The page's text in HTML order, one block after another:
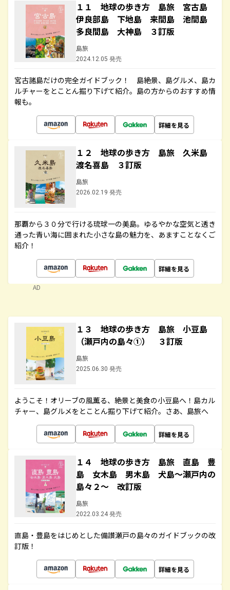
１１ 地球の歩き方 島旅 宮古島
伊良部島 下地島 来間島 池間島
多良間島 大神島 ３訂版
島旅
2024.12.05 発売
宮古諸島だけの完全ガイドブック！ 島絶景、島グルメ、島カ
ルチャーをとことん掘り下げて紹介。島の方からのおすすめ情
報も。
詳細を見る
１２ 地球の歩き方 島旅 久米島
渡名喜島 ３訂版
島旅
2026.02.19 発売
那覇から３０分で行ける琉球一の美島。ゆるやかな空気と透き
通った青い海に囲まれた小さな島の魅力を、あますことなくご
紹介！
詳細を見る
AD
１３ 地球の歩き方 島旅 小豆島
（瀬戸内の島々①） ３訂版
島旅
2025.06.30 発売
ようこそ！オリーブの風薫る、絶景と美食の小豆島へ！島カル
チャー、島グルメをとことん掘り下げて紹介。さあ、島旅へ
詳細を見る
１４ 地球の歩き方 島旅 直島 豊
島 女木島 男木島 犬島～瀬戸内の
島々２～ 改訂版
島旅
2022.03.24 発売
直島・豊島をはじめとした備讃瀬戸の島々のガイドブックの改
訂版！
詳細を見る